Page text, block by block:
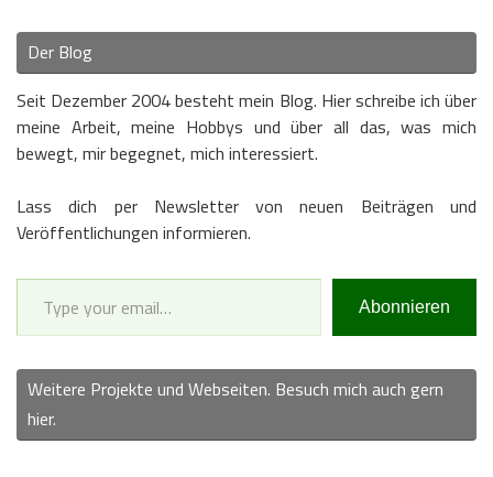
Der Blog
Seit Dezember 2004 besteht mein Blog. Hier schreibe ich über
meine Arbeit, meine Hobbys und über all das, was mich
bewegt, mir begegnet, mich interessiert.
Lass dich per Newsletter von neuen Beiträgen und
Veröffentlichungen informieren.
Type your email…
Abonnieren
Weitere Projekte und Webseiten. Besuch mich auch gern
hier.